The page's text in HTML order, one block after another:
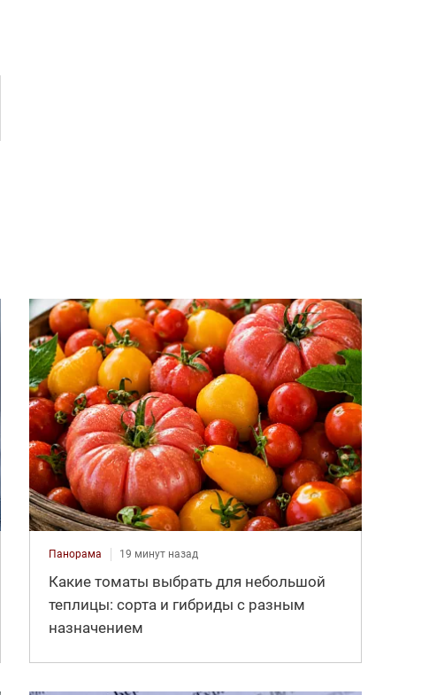
Панорама 19 минут назад
Какие томаты выбрать для небольшой
теплицы: сорта и гибриды с разным
назначением